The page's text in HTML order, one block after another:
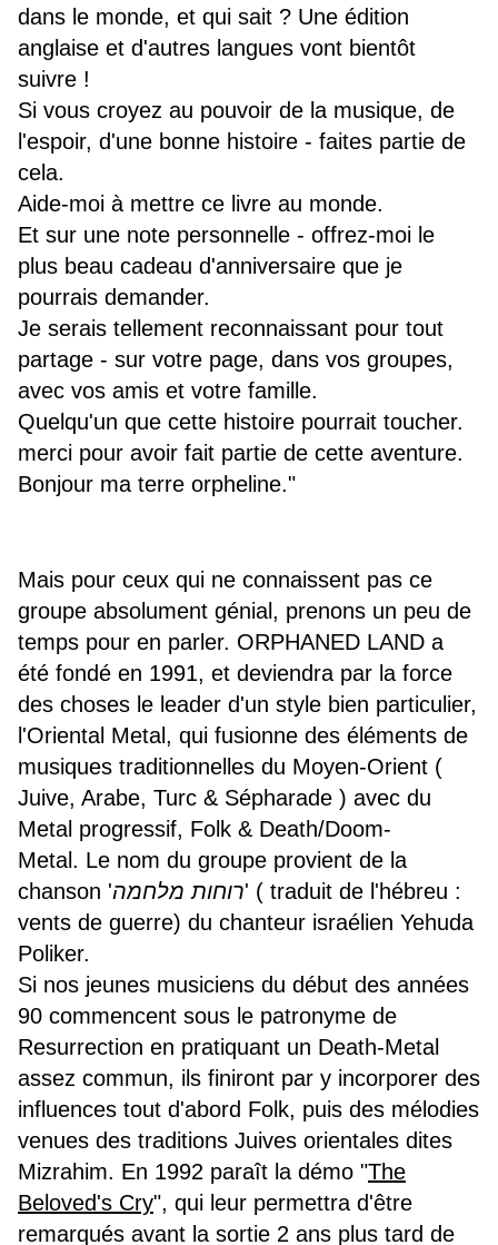
dans le monde, et qui sait ? Une édition
anglaise et d'autres langues vont bientôt
suivre !
Si vous croyez au pouvoir de la musique, de
l'espoir, d'une bonne histoire - faites partie de
cela.
Aide-moi à mettre ce livre au monde.
Et sur une note personnelle - offrez-moi le
plus beau cadeau d'anniversaire que je
pourrais demander.
Je serais tellement reconnaissant pour tout
partage - sur votre page, dans vos groupes,
avec vos amis et votre famille.
Quelqu'un que cette histoire pourrait toucher.
merci pour avoir fait partie de cette aventure.
Bonjour ma terre orpheline."
Mais pour ceux qui ne connaissent pas ce
groupe absolument génial, prenons un peu de
temps pour en parler. ORPHANED LAND a
été fondé en 1991, et deviendra par la force
des choses le leader d'un style bien particulier,
l'Oriental Metal, qui fusionne des éléments de
musiques traditionnelles du Moyen-Orient (
Juive, Arabe, Turc & Sépharade ) avec du
Metal progressif, Folk & Death/Doom-
Metal. Le nom du groupe provient de la
chanson 'רוחות מלחמה' ( traduit de l'hébreu :
vents de guerre) du chanteur israélien Yehuda
Poliker.
Si nos jeunes musiciens du début des années
90 commencent sous le patronyme de
Resurrection en pratiquant un Death-Metal
assez commun, ils finiront par y incorporer des
influences tout d'abord Folk, puis des mélodies
venues des traditions Juives orientales dites
Mizrahim. En 1992 paraît la démo "The
Beloved's Cry", qui leur permettra d'être
remarqués avant la sortie 2 ans plus tard de